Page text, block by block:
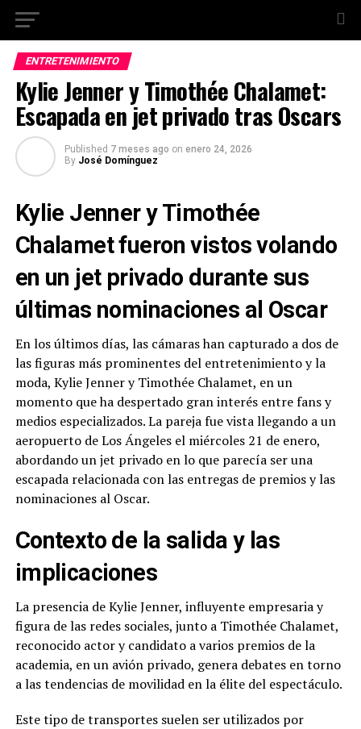
ENTRETENIMIENTO
Kylie Jenner y Timothée Chalamet:
Escapada en jet privado tras Oscars
Published 7 meses ago on enero 24, 2026
By José Domínguez
Kylie Jenner y Timothée
Chalamet fueron vistos volando
en un jet privado durante sus
últimas nominaciones al Oscar
En los últimos días, las cámaras han capturado a dos de
las figuras más prominentes del entretenimiento y la
moda, Kylie Jenner y Timothée Chalamet, en un
momento que ha despertado gran interés entre fans y
medios especializados. La pareja fue vista llegando a un
aeropuerto de Los Ángeles el miércoles 21 de enero,
abordando un jet privado en lo que parecía ser una
escapada relacionada con las entregas de premios y las
nominaciones al Oscar.
Contexto de la salida y las
implicaciones
La presencia de Kylie Jenner, influyente empresaria y
figura de las redes sociales, junto a Timothée Chalamet,
reconocido actor y candidato a varios premios de la
academia, en un avión privado, genera debates en torno
a las tendencias de movilidad en la élite del espectáculo.
Este tipo de transportes suelen ser utilizados por